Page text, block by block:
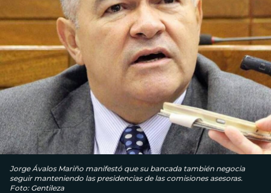
Jorge Ávalos Mariño manifestó que su bancada también negocia
seguir manteniendo las presidencias de las comisiones asesoras.
Foto: Gentileza